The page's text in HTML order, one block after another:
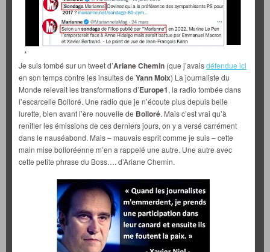
*
Je suis tombé sur un tweet d’Ariane Chemin (que j’avaisdéfendue ici
en son temps contre les insultes de Yann Moix) La journaliste du
Monde relevait les transformations d’Europe1, la radio tombée dans
l’escarcelle Bolloré. Une radio que je n’écoute plus depuis belle
lurette, bien avant l’ère nouvelle de Bolloré. Mais c’est vrai qu’à
renifler les émissions de ces derniers jours, on y a versé carrément
dans le nauséabond. Mais – mauvais esprit comme je suis – cette
main mise bolloréenne m’en a rappelé une autre. Une autre avec
cette petite phrase du Boss…. d’Ariane Chemin.